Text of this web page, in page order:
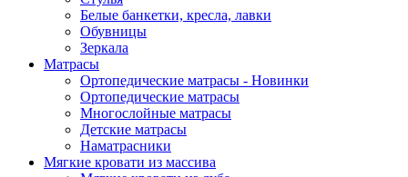
Белые банкетки, кресла, лавки
Обувницы
Зеркала
Матрасы
Ортопедические матрасы - Новинки
Ортопедические матрасы
Многослойные матрасы
Детские матрасы
Наматрасники
Мягкие кровати из массива